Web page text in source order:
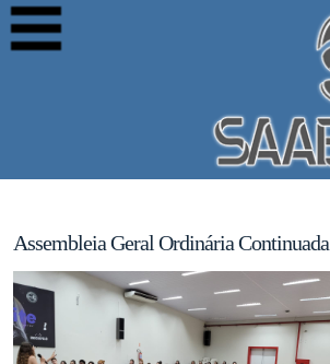
Assembleia Geral Ordinária Continuada